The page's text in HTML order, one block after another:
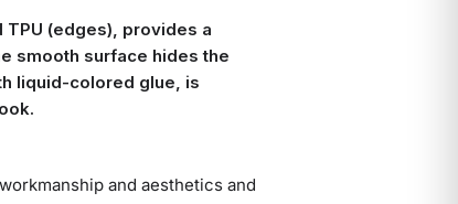
TPU (edges), provides a
smooth surface hides the
liquid-colored glue, is
and aesthetics and